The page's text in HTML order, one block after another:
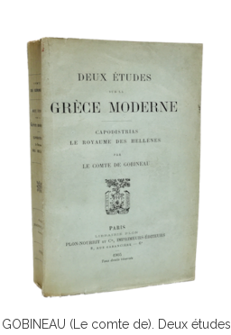
Ajouter Au Panier
GOBINEAU (Le comte de). Deux études